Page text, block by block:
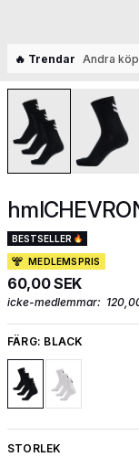
🔥 Trendar Andra
BESTSELLER
MEDLEMSPRIS
60,00 SEK
icke-medlemmar:
FÄRG: BLACK
STORLEK